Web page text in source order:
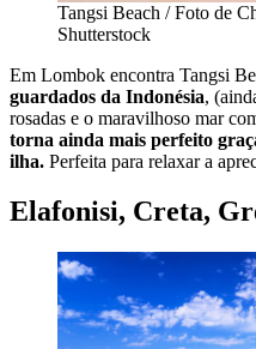
Tangsi Beach / Foto de
Shutterstock
Em Lombok encontra Tangsi
guardados da Indonésia,
rosadas e o maravilhoso mar
torna ainda mais perfeito
ilha. Perfeita para relaxar a
Elafonisi, Creta,